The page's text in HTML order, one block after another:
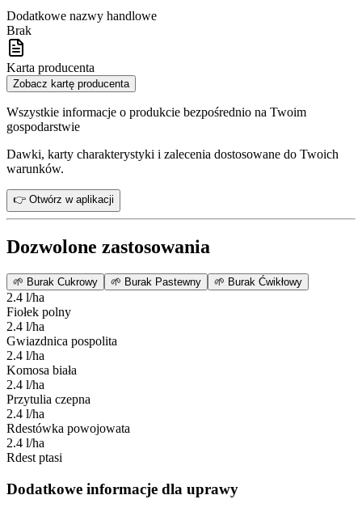
Dodatkowe nazwy handlowe
Brak
Karta producenta
Zobacz kartę producenta
Wszystkie informacje o produkcie bezpośrednio na Twoim
gospodarstwie
Dawki, karty charakterystyki i zalecenia dostosowane do Twoich
warunków.
👉 Otwórz w aplikacji
Dozwolone zastosowania
🌱 Burak Cukrowy 🌱 Burak Pastewny 🌱 Burak Ćwikłowy
2.4 l/ha
Fiołek polny
2.4 l/ha
Gwiazdnica pospolita
2.4 l/ha
Komosa biała
2.4 l/ha
Przytulia czepna
2.4 l/ha
Rdestówka powojowata
2.4 l/ha
Rdest ptasi
Dodatkowe informacje dla uprawy